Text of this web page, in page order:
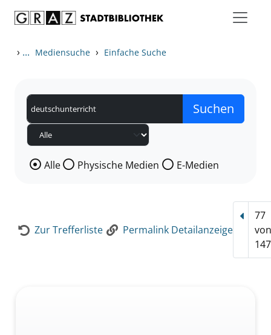
› ... Mediensuche › Einfache Suche
Wählen Sie die Medienart nach der Sie suchen wollen.
Alle Physische Medien E-Medien
Zur Trefferliste Permalink Detailanzeige
77
von